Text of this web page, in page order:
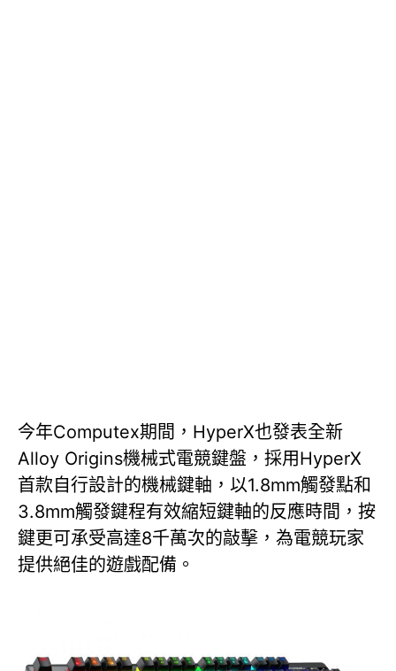
今年Computex期間，HyperX也發表全新
Alloy Origins機械式電競鍵盤，採用HyperX
首款自行設計的機械鍵軸，以1.8mm觸發點和
3.8mm觸發鍵程有效縮短鍵軸的反應時間，按
鍵更可承受高達8千萬次的敲擊，為電競玩家
提供絕佳的遊戲配備。